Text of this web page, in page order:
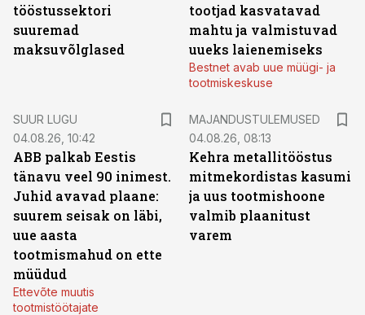
tööstussektori
suuremad
maksuvõlglased
tootjad kasvatavad
mahtu ja valmistuvad
uueks laienemiseks
Bestnet avab uue müügi- ja
tootmiskeskuse
SUUR LUGU
04.08.26, 10:42
ABB palkab Eestis
tänavu veel 90 inimest.
Juhid avavad plaane:
suurem seisak on läbi,
uue aasta
tootmismahud on ette
müüdud
Ettevõte muutis
tootmistöötajate
MAJANDUSTULEMUSED
04.08.26, 08:13
Kehra metallitööstus
mitmekordistas kasumi
ja uus tootmishoone
valmib plaanitust
varem